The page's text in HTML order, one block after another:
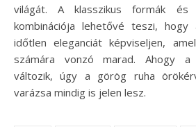
világát. A klasszikus formák
kombinációja lehetővé teszi,
időtlen eleganciát képviseljen,
számára vonzó marad. Ahogy a
változik, úgy a görög ruha
varázsa mindig is jelen lesz.